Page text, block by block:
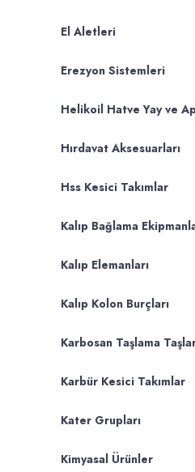
El Aletleri
Erezyon Sistemleri
Helikoil Hatve Yay ve
Hırdavat Aksesuarları
Hss Kesici Takımlar
Kalıp Bağlama
Kalıp Elemanları
Kalıp Kolon Burçları
Karbosan Taşlama
Karbür Kesici Takımlar
Kater Grupları
Kimyasal Ürünler